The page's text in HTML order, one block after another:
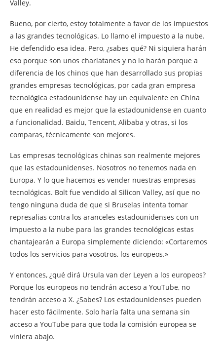
Valley.
Bueno, por cierto, estoy totalmente a favor de los impuestos
a las grandes tecnológicas. Lo llamo el impuesto a la nube.
He defendido esa idea. Pero, ¿sabes qué? Ni siquiera harán
eso porque son unos charlatanes y no lo harán porque a
diferencia de los chinos que han desarrollado sus propias
grandes empresas tecnológicas, por cada gran empresa
tecnológica estadounidense hay un equivalente en China
que en realidad es mejor que la estadounidense en cuanto
a funcionalidad. Baidu, Tencent, Alibaba y otras, si los
comparas, técnicamente son mejores.
Las empresas tecnológicas chinas son realmente mejores
que las estadounidenses. Nosotros no tenemos nada en
Europa. Y lo que hacemos es vender nuestras empresas
tecnológicas. Bolt fue vendido al Silicon Valley, así que no
tengo ninguna duda de que si Bruselas intenta tomar
represalias contra los aranceles estadounidenses con un
impuesto a la nube para las grandes tecnológicas estas
chantajearán a Europa simplemente diciendo: «Cortaremos
todos los servicios para vosotros, los europeos.»
Y entonces, ¿qué dirá Ursula van der Leyen a los europeos?
Porque los europeos no tendrán acceso a YouTube, no
tendrán acceso a X. ¿Sabes? Los estadounidenses pueden
hacer esto fácilmente. Solo haría falta una semana sin
acceso a YouTube para que toda la comisión europea se
viniera abajo.